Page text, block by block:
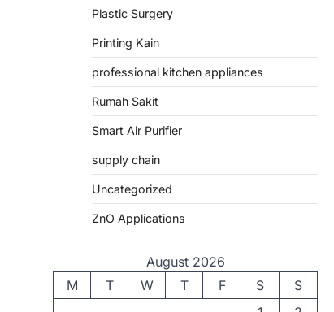
Plastic Surgery
Printing Kain
professional kitchen appliances
Rumah Sakit
Smart Air Purifier
supply chain
Uncategorized
ZnO Applications
August 2026
M
T W T F S
S